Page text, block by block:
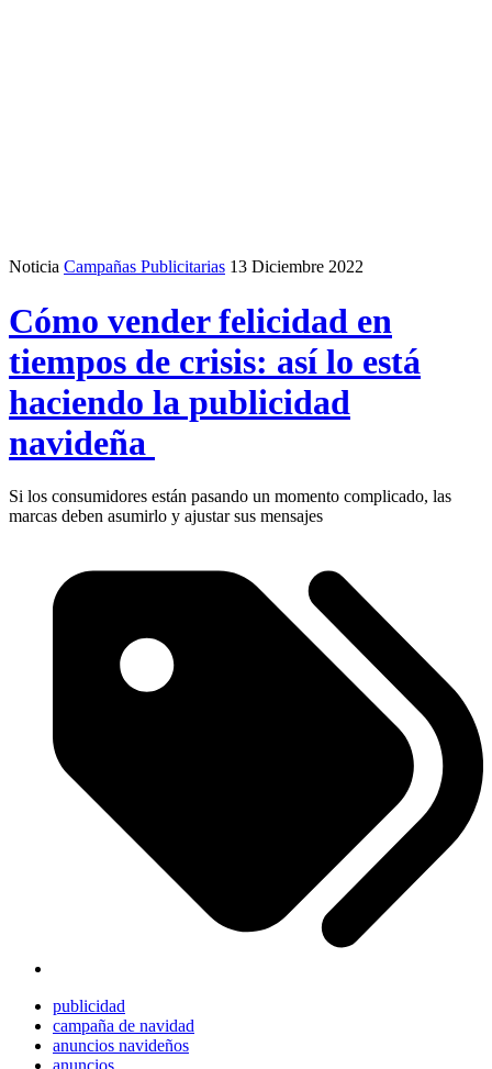
Noticia Campañas Publicitarias 13 Diciembre 2022
Cómo vender felicidad en
tiempos de crisis: así lo está
haciendo la publicidad
navideña
Si los consumidores están pasando un momento complicado, las
marcas deben asumirlo y ajustar sus mensajes
publicidad
campaña de navidad
anuncios navideños
anuncios